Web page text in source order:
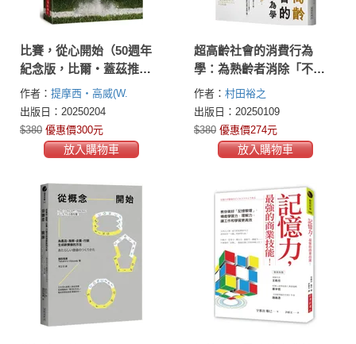
比賽，從心開始（50週年
紀念版，比爾‧蓋茲推
薦）：如何建立自信、發
揮潛力，學習任何技能的
經典方法
作者： 提摩西‧高威(W.
Timothy Gallwey)
出版日：20250204
$380 優惠價300元
放入購物車
超高齡社會的消費行為
學：為熟齡者消除「不
安、不滿、不便」，就是
商機所在！
作者： 村田裕之
出版日：20250109
$380 優惠價274元
放入購物車